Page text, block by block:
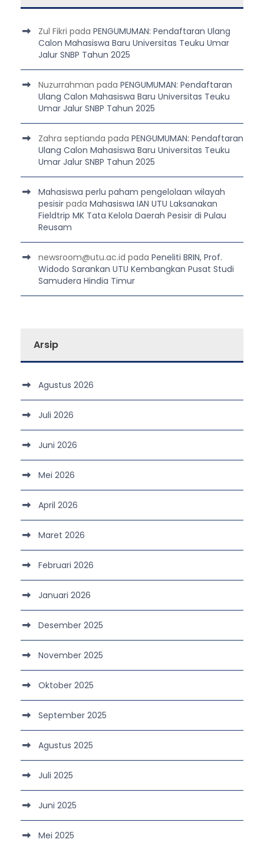
Zul Fikri pada PENGUMUMAN: Pendaftaran Ulang
Calon Mahasiswa Baru Universitas Teuku Umar
Jalur SNBP Tahun 2025
Nuzurrahman pada PENGUMUMAN: Pendaftaran
Ulang Calon Mahasiswa Baru Universitas Teuku
Umar Jalur SNBP Tahun 2025
Zahra septianda pada PENGUMUMAN: Pendaftaran
Ulang Calon Mahasiswa Baru Universitas Teuku
Umar Jalur SNBP Tahun 2025
Mahasiswa perlu paham pengelolaan wilayah
pesisir pada Mahasiswa IAN UTU Laksanakan
Fieldtrip MK Tata Kelola Daerah Pesisir di Pulau
Reusam
newsroom@utu.ac.id pada Peneliti BRIN, Prof.
Widodo Sarankan UTU Kembangkan Pusat Studi
Samudera Hindia Timur
Arsip
Agustus 2026
Juli 2026
Juni 2026
Mei 2026
April 2026
Maret 2026
Februari 2026
Januari 2026
Desember 2025
November 2025
Oktober 2025
September 2025
Agustus 2025
Juli 2025
Juni 2025
Mei 2025